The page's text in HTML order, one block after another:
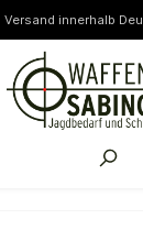
Versand innerhalb